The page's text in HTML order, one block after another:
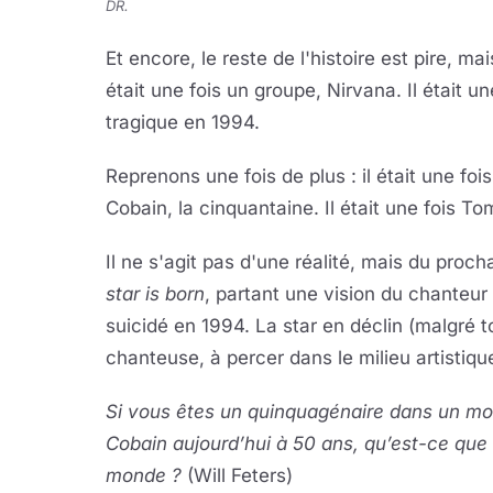
DR.
Et encore, le reste de l'histoire est pire,
était une fois un groupe, Nirvana. Il était
tragique en 1994.
Reprenons une fois de plus : il était une
Cobain, la cinquantaine. Il était une fois
Il ne s'agit pas d'une réalité, mais du
star is born, partant une vision du chanteur
suicidé en 1994. La star en déclin (malgré
chanteuse, à percer dans le milieu
Si vous êtes un quinquagénaire dans un
Cobain aujourd’hui à 50 ans, qu’est-ce
monde ? (Will Feters)